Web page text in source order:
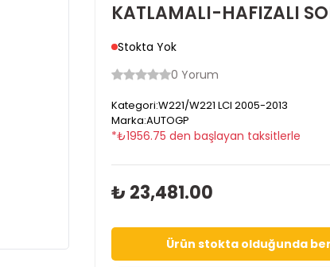
KATLAMALI-HAFIZALI
Stokta Yok
0 Yorum
Kategori:W221/W221 LCI 2005-2013
Marka:AUTOGP
*₺1956.75 den başlayan taksitlerle
₺ 23,481.00
Ürün stokta olduğunda